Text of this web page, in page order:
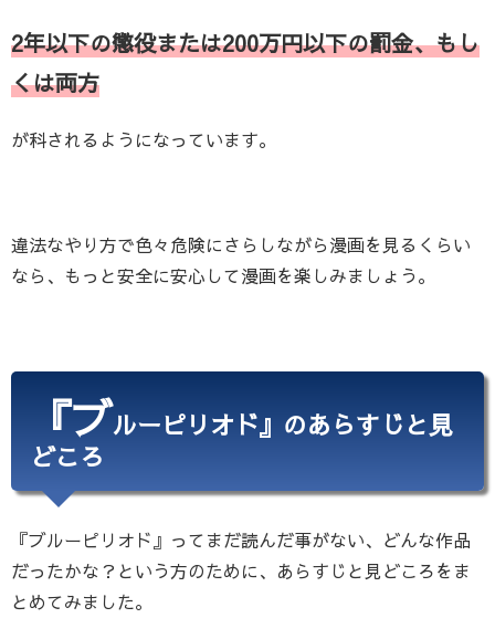
2年以下の懲役または200万円以下の罰金、もし
くは両方
が科されるようになっています。
違法なやり方で色々危険にさらしながら漫画を見るくらい
なら、もっと安全に安心して漫画を楽しみましょう。
『ブルーピリオド』のあらすじと見
どころ
『ブルーピリオド』ってまだ読んだ事がない、どんな作品
だったかな？という方のために、あらすじと見どころをま
とめてみました。